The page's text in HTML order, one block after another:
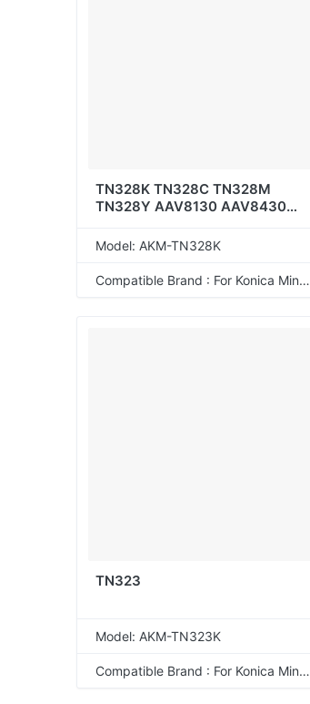
TN328K TN328C TN328M
TN328Y AAV8130 AAV8430
AAV8450 AAV8350 AAV8250
AAV8290
Model: AKM-TN328K
Compatible Brand : For Konica Minolta
TN323
Model: AKM-TN323K
Compatible Brand : For Konica Minolta